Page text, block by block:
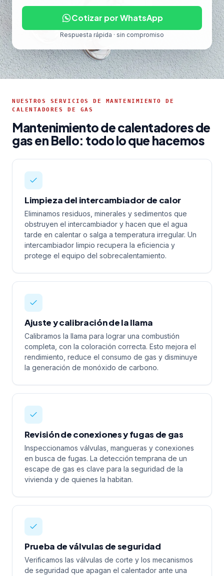
Cotizar por WhatsApp
Respuesta rápida · sin compromiso
NUESTROS SERVICIOS DE MANTENIMIENTO DE
CALENTADORES DE GAS
Mantenimiento de calentadores de
gas en Bello: todo lo que hacemos
Limpieza del intercambiador de calor
Eliminamos residuos, minerales y sedimentos que
obstruyen el intercambiador y hacen que el agua
tarde en calentar o salga a temperatura irregular. Un
intercambiador limpio recupera la eficiencia y
protege el equipo del sobrecalentamiento.
Ajuste y calibración de la llama
Calibramos la llama para lograr una combustión
completa, con la coloración correcta. Esto mejora el
rendimiento, reduce el consumo de gas y disminuye
la generación de monóxido de carbono.
Revisión de conexiones y fugas de gas
Inspeccionamos válvulas, mangueras y conexiones
en busca de fugas. La detección temprana de un
escape de gas es clave para la seguridad de la
vivienda y de quienes la habitan.
Prueba de válvulas de seguridad
Verificamos las válvulas de corte y los mecanismos
de seguridad que apagan el calentador ante una